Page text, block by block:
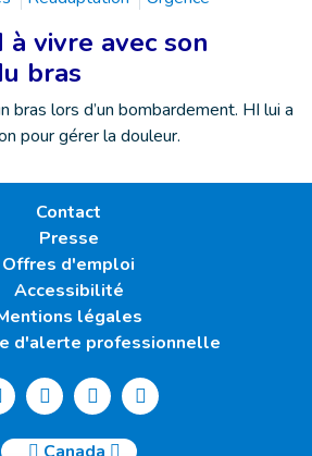
vivre avec son
bras
bras lors d’un bombardement. HI lui a
pour gérer la douleur.
Contact
Presse
Offres d'emploi
Accessibilité
légales
d'alerte professionnelle